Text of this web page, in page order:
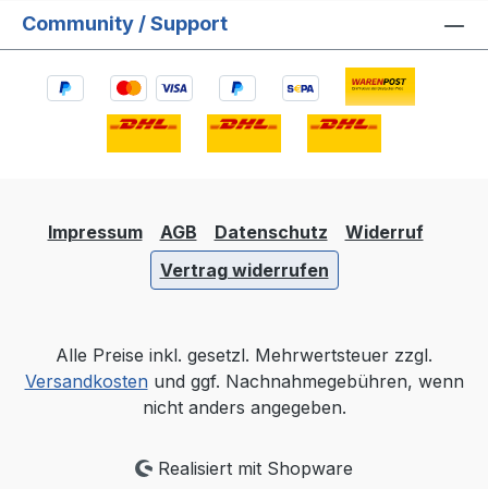
Community / Support
Impressum AGB Datenschutz
Widerruf
Vertrag widerrufen
Alle Preise inkl. gesetzl. Mehrwertsteuer zzgl.
Versandkostenund ggf. Nachnahmegebühren, wenn
nicht anders angegeben.
Realisiert mit Shopware